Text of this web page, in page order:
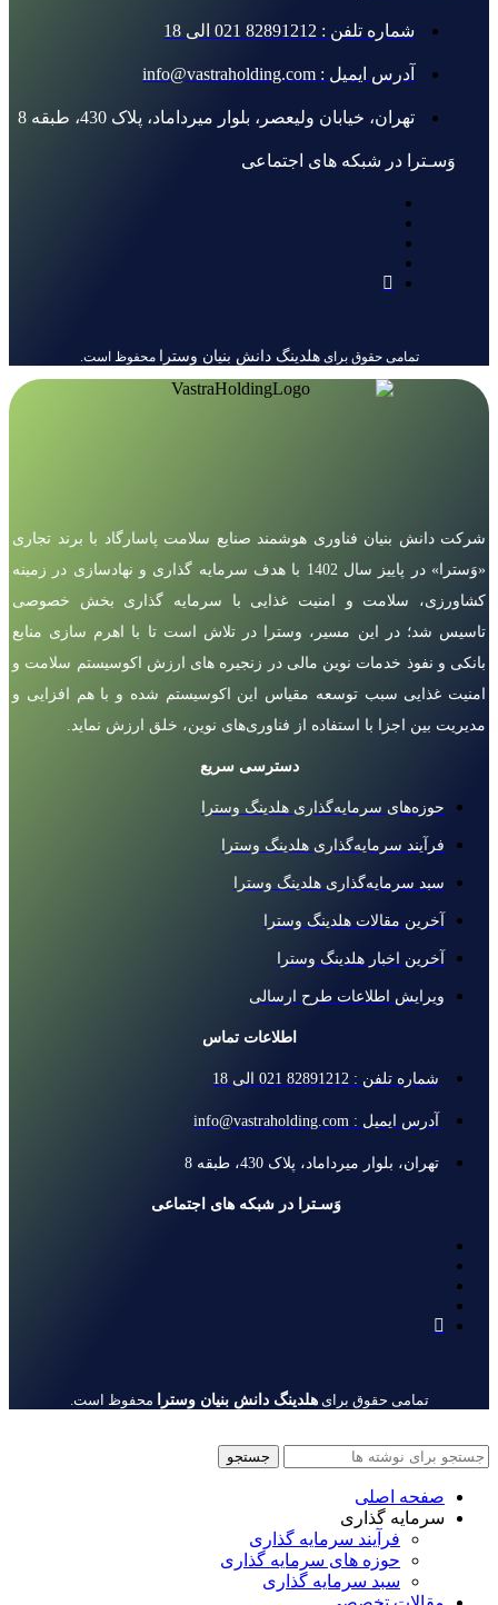
شماره تلفن : 82891212 021 الی 18
آدرس ایمیل : info@vastraholding.com
تهران، خیابان ولیعصر، بلوار میرداماد، پلاک 430، طبقه 8
وَسـترا در شبکه های اجتماعی
تمامی حقوق برایهلدینگ دانش بنیان وسترا محفوظ است.
شرکت دانش بنیان فناوری هوشمند صنایع سلامت پاسارگاد با برند تجاری
«وَسترا» در پاییز سال 1402 با هدف سرمایه گذاری و نهادسازی در زمینه
کشاورزی، سلامت و امنیت غذایی با سرمایه گذاری بخش خصوصی
تاسیس شد؛ در این مسیر، وسترا در تلاش است تا با اهرم سازی منابع
بانکی و نفوذ خدمات نوین مالی در زنجیره های ارزش اکوسیستم سلامت و
امنیت غذایی سبب توسعه مقیاس این اکوسیستم شده و با هم افزایی و
مدیریت بین اجزا با استفاده از فناوری‌های نوین، خلق ارزش نماید.
دسترسی سریع
حوزه‌های سرمایه‌گذاری هلدینگ وسترا
فرآیند سرمایه‌گذاری هلدینگ وسترا
سبد سرمایه‌گذاری هلدینگ وسترا
آخرین مقالات هلدینگ وسترا
آخرین اخبار هلدینگ وسترا
ویرایش اطلاعات طرح ارسالی
اطلاعات تماس
شماره تلفن : 82891212 021 الی 18
آدرس ایمیل : info@vastraholding.com
تهران، بلوار میرداماد، پلاک 430، طبقه 8
وَسـترا در شبکه های اجتماعی
تمامی حقوق برایهلدینگ دانش بنیان وسترا محفوظ است.
جستجو
صفحه اصلی
سرمایه گذاری
فرآیند سرمایه گذاری
حوزه های سرمایه گذاری
سبد سرمایه گذاری